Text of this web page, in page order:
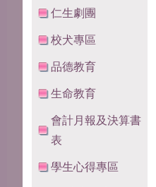
仁生劇團
校犬專區
品德教育
生命教育
會計月報及決算書
表
學生心得專區